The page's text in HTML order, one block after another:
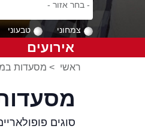
צמחוני טבעוני
אירועים
ראשי > מסעדות
סוגים